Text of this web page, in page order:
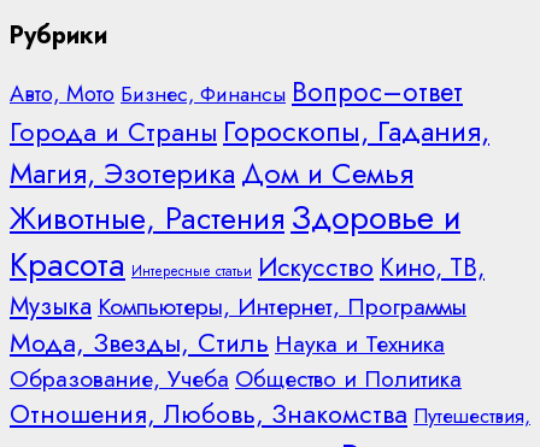
Рубрики
Авто, МотоБизнес, Финансы Вопрос–ответ
Города и Страны Гороскопы, Гадания,
Магия, Эзотерика Дом и Семья
Животные, Растения Здоровье и
Красота Интересные статьи Искусство Кино, ТВ,
Музыка Компьютеры, Интернет, Программы
Мода, Звезды, Стиль Наука и Техника
Образование, Учеба Общество и Политика
Отношения, Любовь, Знакомства Путешествия,